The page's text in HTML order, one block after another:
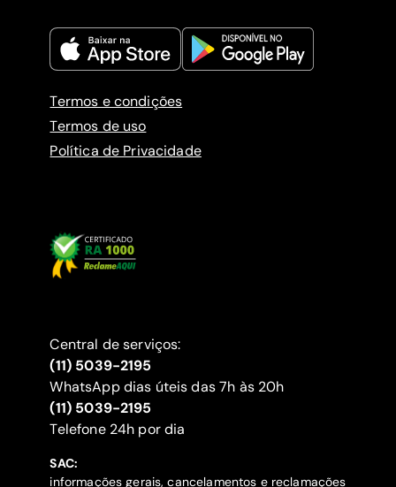
Termos e condições
Termos de uso
Política de Privacidade
Central de serviços:
(11) 5039-2195
WhatsApp dias úteis das 7h às 20h
(11) 5039-2195
‍Telefone 24h por dia
SAC:
informações gerais, cancelamentos e reclamações